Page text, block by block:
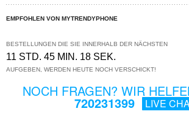
EMPFOHLEN VON MYTRENDYPHONE
BESTELLUNGEN DIE SIE INNERHALB DER NÄCHSTEN
11 STD. 45 MIN. 17 SEK.
AUFGEBEN, WERDEN HEUTE NOCH VERSCHICKT!
NOCH FRAGEN? WIR
720231399 LIVE